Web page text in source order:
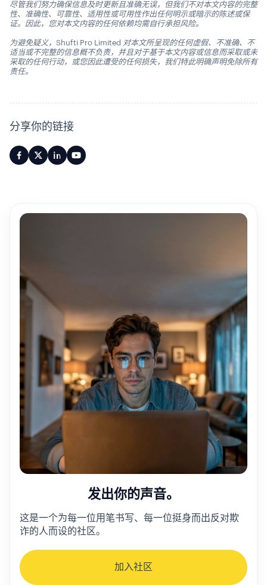
尽管我们努力确保信息及时更新且准确无误，但我们不对本文内容的完整
性、准确性、可靠性、适用性或可用性作出任何明示或暗示的陈述或保
证。因此，您对本文内容的任何依赖均需自行承担风险。
为避免疑义，Shufti Pro Limited 对本文所呈现的任何虚假、不准确、不
适当或不完整的信息概不负责，并且对于基于本文内容或信息而采取或未
采取的任何行动，或您因此遭受的任何损失，我们特此明确声明免除所有
责任。
分享你的链接
发出你的声音。
这是一个为每一位用笔书写、每一位挺身而出反对欺
诈的人而设的社区。
加入社区